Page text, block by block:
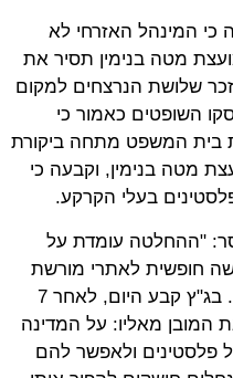
כי המינהל האזרחי לא
מטה בנימין תסיר את
שלושת הנרצחים למקום
השופטים כאמור כי
בית המשפט מתחה ביקורת
מטה בנימין, וקבעה כי
בעלי הקרקע.
"ההחלטה עומדת על
חופשית לאתרי מורשת
ופנאי. מדובר בניצחון חשוב וצודק. בג"ץ קבע היום, לאחר 7
המובן מאליו: על המדינה
פלסטינים ולאפשר להם